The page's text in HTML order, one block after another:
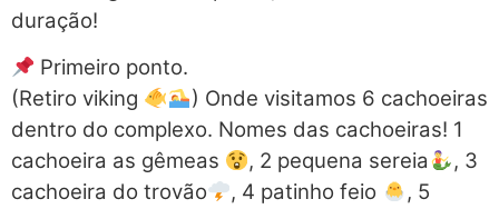
duração!
Primeiro ponto.
(Retiro viking
) Onde visitamos 6 cachoeiras
dentro do complexo. Nomes das cachoeiras! 1
cachoeira as gêmeas
, 2 pequena sereia
, 3
cachoeira do trovão
, 4 patinho feio
, 5